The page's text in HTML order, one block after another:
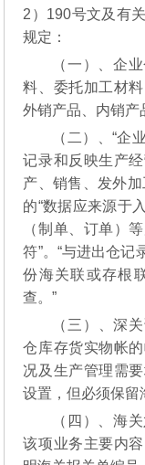
2）190号文及有
规定：
（一）、企
料、委托加工材
外销产品、内销产
（二）、“企
记录和反映生产
产、销售、发外
的“数据应来源于
（制单、订单）
符”。“与进出仓
份海关联或存根
查。”
（三）、深
仓库存货实物帐
况及生产管理需
设置，但必须保留
（四）、海
该项业务主要内